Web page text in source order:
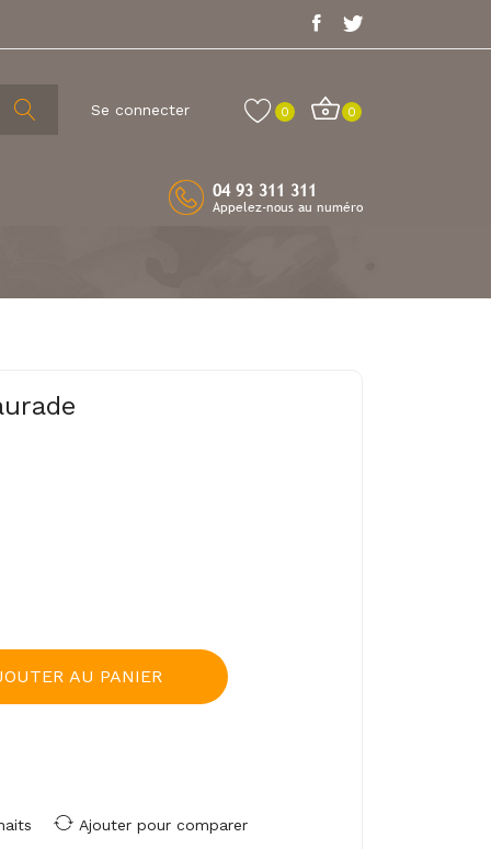
0
0
Se connecter
04 93 311 311
Appelez-nous au numéro
AU PANIER
Ajouter pour comparer